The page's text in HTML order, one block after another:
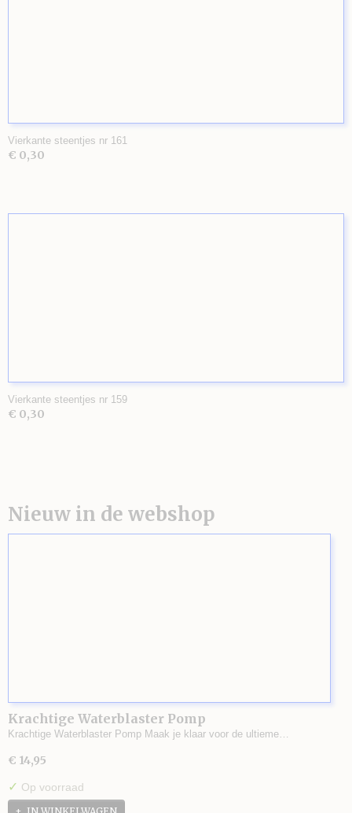
Vierkante steentjes nr 161
€ 0,30
Vierkante steentjes nr 159
€ 0,30
Nieuw in de webshop
Krachtige Waterblaster Pomp
Krachtige Waterblaster Pomp Maak je klaar voor de ultieme…
€ 14,95
✓ Op voorraad